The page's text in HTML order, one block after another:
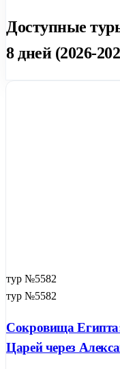
Доступные
8 дней (2026-
тур №5582
тур №5582
Сокровища
Царей через